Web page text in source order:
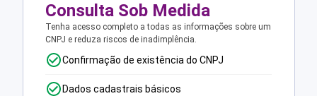
Consulta Sob Medida
Tenha acesso completo a todas as informações sobre um
CNPJ e reduza riscos de inadimplência.
Confirmação de existência do CNPJ
Dados cadastrais básicos